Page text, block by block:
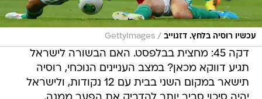
עכשיו רוסיה בלחץ. דזגוייב /
GettyImages
דקה 45: מחצית בבלפסט. האם הבשורה לישראל
תגיע דווקא מכאן? במצב העניינים הנוכחי, רוסיה
תישאר במקום השני בבית עם 12 נקודות, ולישראל